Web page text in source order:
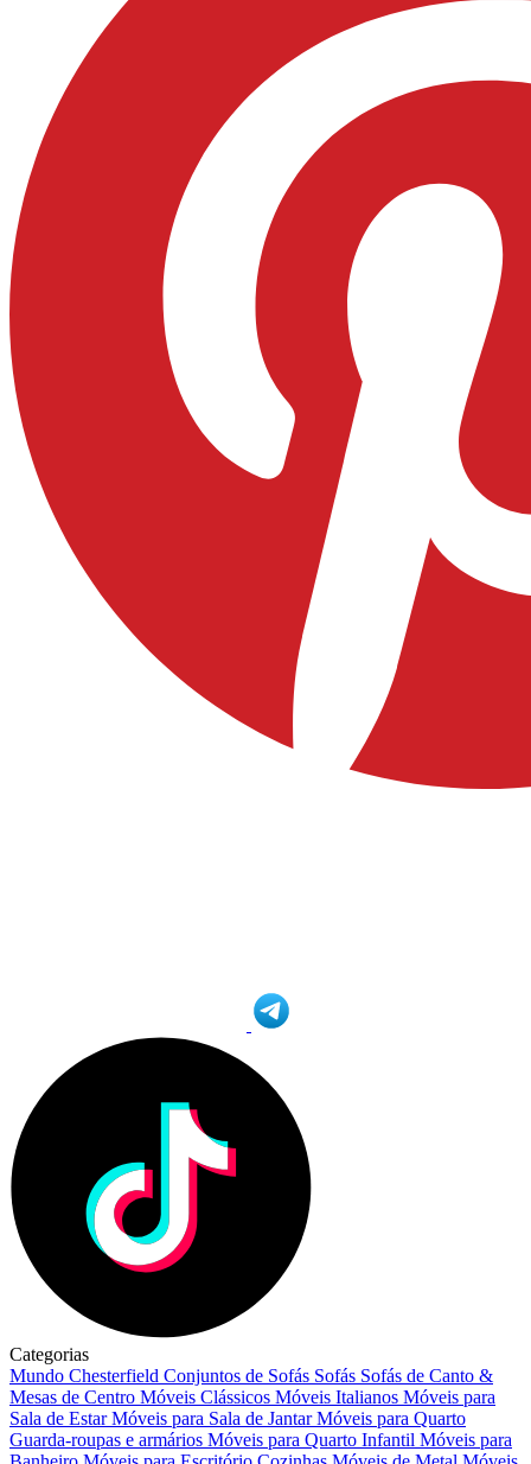
Categorias
Mundo Chesterfield Conjuntos de Sofás Sofás Sofás de Canto &
Mesas de Centro Móveis Clássicos Móveis Italianos Móveis para
Sala de EstarMóveis para Sala de JantarMóveis para Quarto
Guarda-roupas e armários Móveis para Quarto Infantil Móveis para